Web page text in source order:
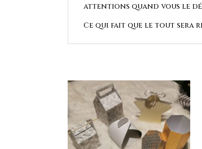
attentions quand vous le
Ce qui fait que le tout sera